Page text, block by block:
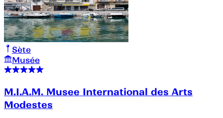
Sète
Musée
M.I.A.M. Musee International des Arts
Modestes